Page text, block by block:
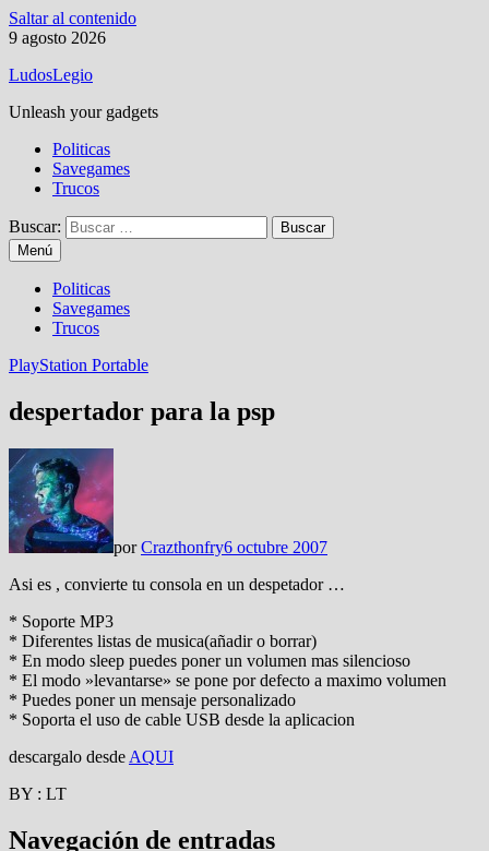
Saltar al contenido
9 agosto 2026
LudosLegio
Unleash your gadgets
Politicas
Savegames
Trucos
Buscar:
Menú
Politicas
Savegames
Trucos
PlayStation Portable
despertador para la psp
porCrazthonfry6 octubre 2007
Asi es , convierte tu consola en un despetador …
* Soporte MP3
* Diferentes listas de musica(añadir o borrar)
* En modo sleep puedes poner un volumen mas silencioso
* El modo »levantarse» se pone por defecto a maximo volumen
* Puedes poner un mensaje personalizado
* Soporta el uso de cable USB desde la aplicacion
descargalo desde AQUI
BY : LT
Navegación de entradas